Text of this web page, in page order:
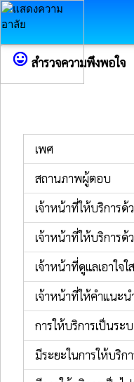
sentiment_very_satisfied สำรวจความพึงพอใจ
เพศ
สถานภาพผู้ตอบ
เจ้าหน้าที่ให้บริการ
เจ้าหน้าที่ให้บริการด้
เจ้าหน้าที่ดูแลเอาใจ
เจ้าหน้าที่ให้คำแนะ
การให้บริการเป็นร
มีระยะในการให้บริ